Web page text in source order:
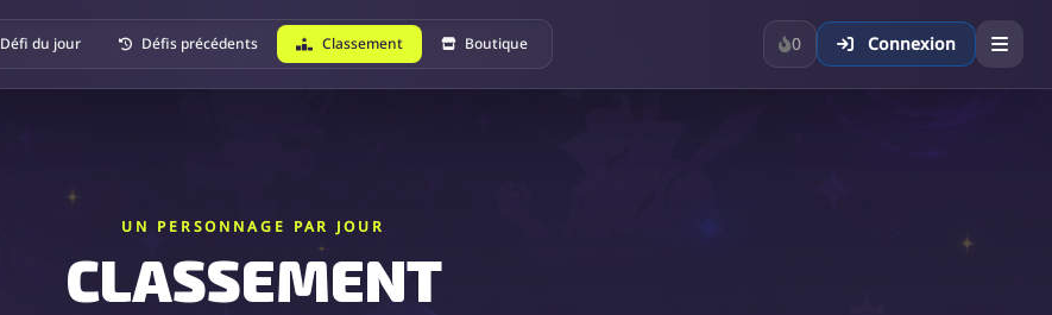
Défi du jour Défis précédents Classement Boutique 0 Connexion
UN PERSONNAGE PAR JOUR
CLASSEMENT